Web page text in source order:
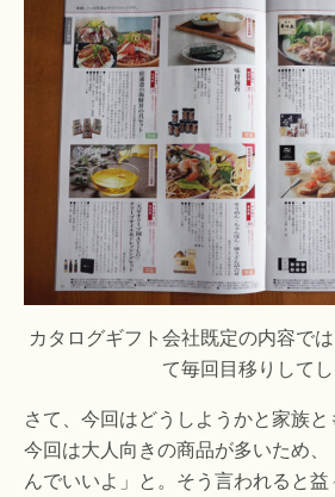
カタログギフト会社既定の内容で
て毎回目移りして
さて、今回はどうしようかと家族と
今回は大人向きの商品が多いため
んでいいよ」と。そう言われると益